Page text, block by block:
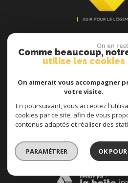
Espace
© 2026 | Tous droits réservés |
annonces
Site internet compatible
un seul site adaptable à
On en
Comme beaucoup,
utilise les cookies
On aimerait vous accompagner
votre visite.
En poursuivant, vous acceptez
cookies par ce site, afin de vous
contenus adaptés et réaliser des
PARAMÉTRER OK